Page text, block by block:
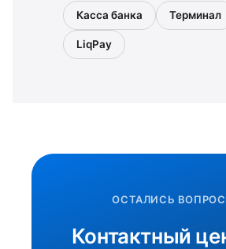
Касса банка Терминал
LiqPay
ОСТАЛИСЬ
Контактный